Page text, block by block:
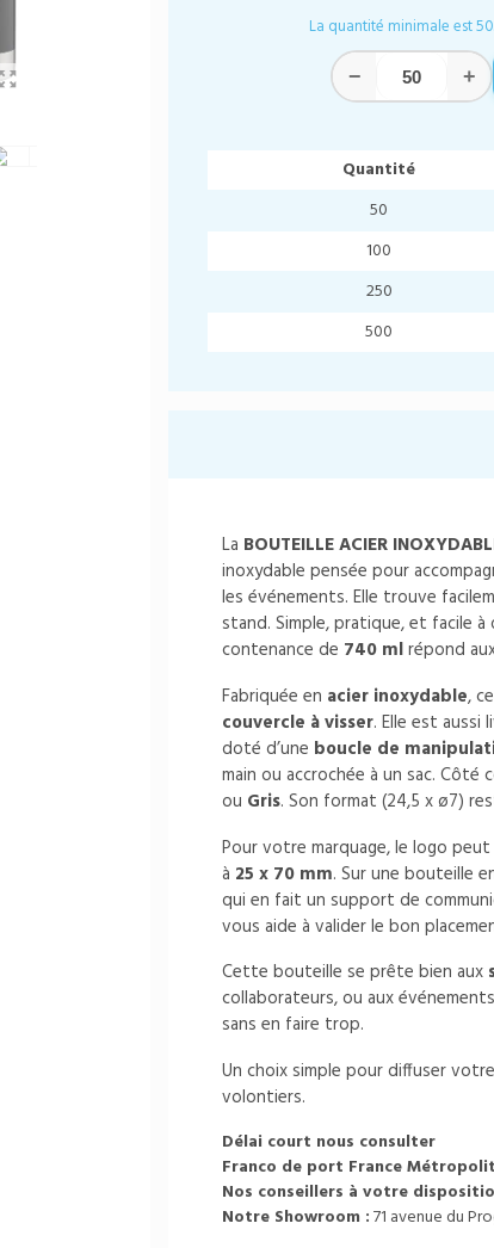
La quantité minimale est
− +
Quantité
50
100
250
500
La BOUTEILLE ACIER
inoxydable pensée pour
les événements. Elle trouve
stand. Simple, pratique, et facile
contenance de 740 mlrépond
Fabriquée en acier inoxydable,
couvercle à visser. Elle est aussi
doté d’une boucle de
main ou accrochée à un sac.
ou Gris. Son format (24,5 x ø7)
Pour votre marquage, le logo
à 25 x 70 mm. Sur une bouteille
qui en fait un support de
vous aide à valider le bon
Cette bouteille se prête bien aux
collaborateurs, ou aux
sans en faire trop.
Un choix simple pour diffuser
volontiers.
Délai court nous consulter
Franco de port France
Nos conseillers à votre
Notre Showroom :71 avenue du